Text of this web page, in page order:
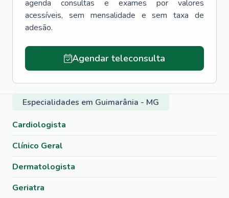
agenda consultas e exames por valores
acessíveis, sem mensalidade e sem taxa de
adesão.
Agendar teleconsulta
Especialidades em Guimarânia - MG
Cardiologista
Clínico Geral
Dermatologista
Geriatra